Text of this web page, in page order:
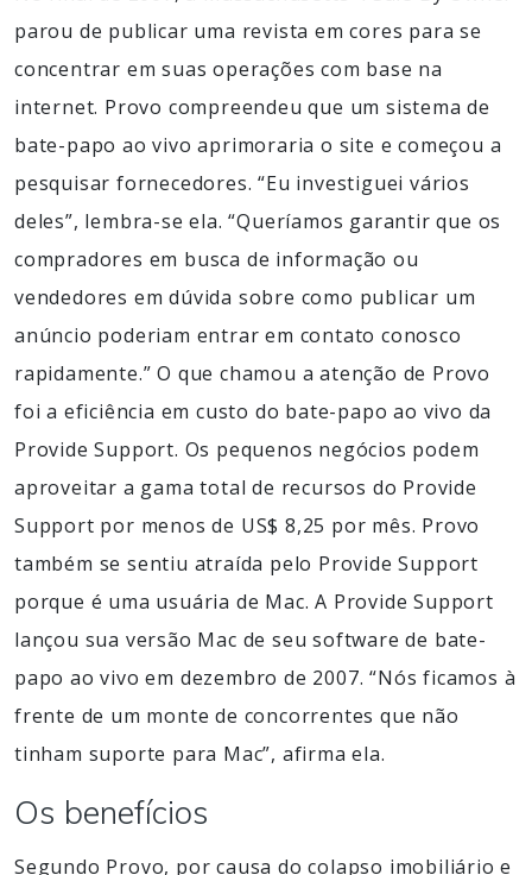
parou de publicar uma revista em cores para se
concentrar em suas operações com base na
internet. Provo compreendeu que um sistema de
bate-papo ao vivo aprimoraria o site e começou a
pesquisar fornecedores. “Eu investiguei vários
deles”, lembra-se ela. “Queríamos garantir que os
compradores em busca de informação ou
vendedores em dúvida sobre como publicar um
anúncio poderiam entrar em contato conosco
rapidamente.” O que chamou a atenção de Provo
foi a eficiência em custo do bate-papo ao vivo da
Provide Support. Os pequenos negócios podem
aproveitar a gama total de recursos do Provide
Support por menos de US$ 8,25 por mês. Provo
também se sentiu atraída pelo Provide Support
porque é uma usuária de Mac. A Provide Support
lançou sua versão Mac de seu software de bate-
papo ao vivo em dezembro de 2007. “Nós ficamos à
frente de um monte de concorrentes que não
tinham suporte para Mac”, afirma ela.
Os benefícios
Segundo Provo, por causa do colapso imobiliário e